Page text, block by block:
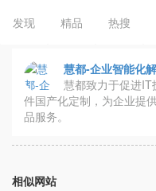
发现 精品 热搜
慧都-企业智能化
慧都致力于促进
件国产化定制，为企业提
品服务。
相似网站